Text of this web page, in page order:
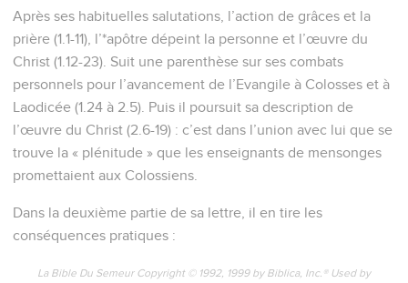
Après ses habituelles salutations, l’action de grâces et la
prière (1.1-11), l’*apôtre dépeint la personne et l’œuvre du
Christ (1.12-23). Suit une parenthèse sur ses combats
personnels pour l’avancement de l’Evangile à Colosses et à
Laodicée (1.24 à 2.5). Puis il poursuit sa description de
l’œuvre du Christ (2.6-19) : c’est dans l’union avec lui que se
trouve la « plénitude » que les enseignants de mensonges
promettaient aux Colossiens.
Dans la deuxième partie de sa lettre, il en tire les
conséquences pratiques :
La Bible Du Semeur Copyright © 1992, 1999 by Biblica, Inc.® Used by